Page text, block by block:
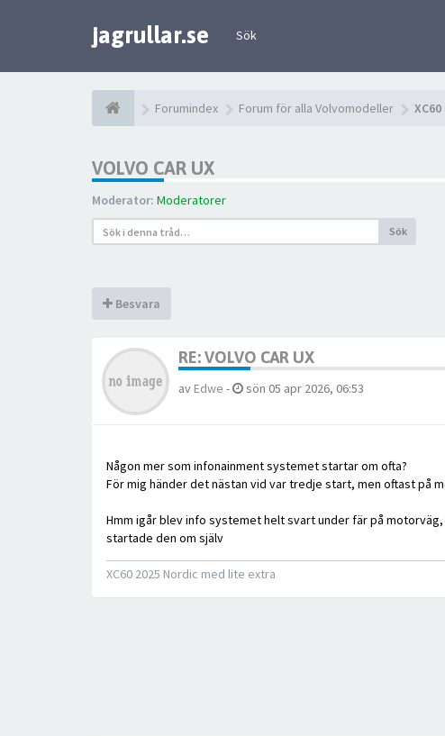
jagrullar.se Sök
Forumindex Forum för alla Volvomodeller
VOLVO CAR UX
Moderator: Moderatorer
Sök
Besvara
RE: VOLVO CAR UX
av Edwe - sön 05 apr 2026, 06:53
Någon mer som infonainment systemet startar om ofta?
För mig händer det nästan vid var tredje start, men oftast på
Hmm igår blev info systemet helt svart under fär på
startade den om själv
XC60 2025 Nordic med lite extra